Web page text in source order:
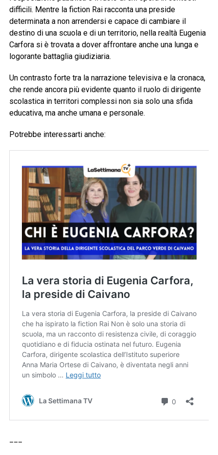
difficili. Mentre la fiction Rai racconta una preside
determinata a non arrendersi e capace di cambiare il
destino di una scuola e di un territorio, nella realtà Eugenia
Carfora si è trovata a dover affrontare anche una lunga e
logorante battaglia giudiziaria.
Un contrasto forte tra la narrazione televisiva e la cronaca,
che rende ancora più evidente quanto il ruolo di dirigente
scolastica in territori complessi non sia solo una sfida
educativa, ma anche umana e personale.
Potrebbe interessarti anche: